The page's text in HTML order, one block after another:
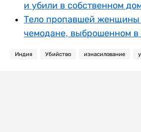
и убили в собственном
Тело пропавшей женщины
чемодане, выброшенном в
Индия Убийство изнасилование